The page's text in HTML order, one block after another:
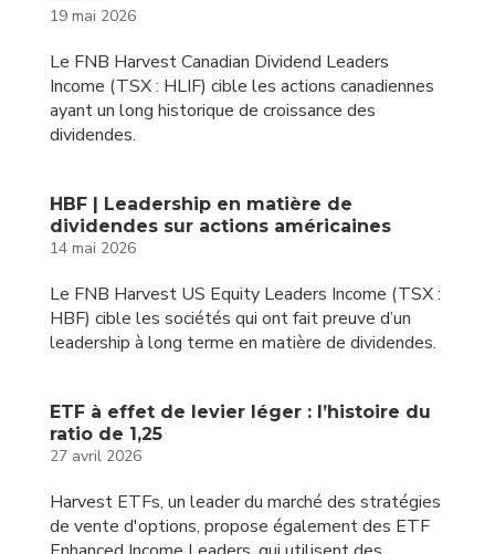
19 mai 2026
Le FNB Harvest Canadian Dividend Leaders
Income (TSX : HLIF) cible les actions canadiennes
ayant un long historique de croissance des
dividendes.
HBF | Leadership en matière de
dividendes sur actions américaines
14 mai 2026
Le FNB Harvest US Equity Leaders Income (TSX :
HBF) cible les sociétés qui ont fait preuve d’un
leadership à long terme en matière de dividendes.
ETF à effet de levier léger : l’histoire du
ratio de 1,25
27 avril 2026
Harvest ETFs, un leader du marché des stratégies
de vente d'options, propose également des ETF